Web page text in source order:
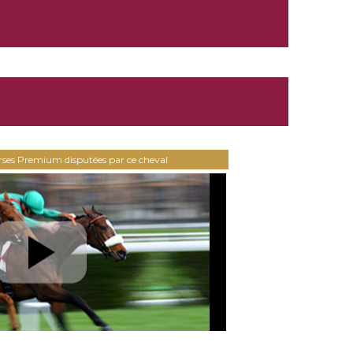
Premium disputées par ce cheval